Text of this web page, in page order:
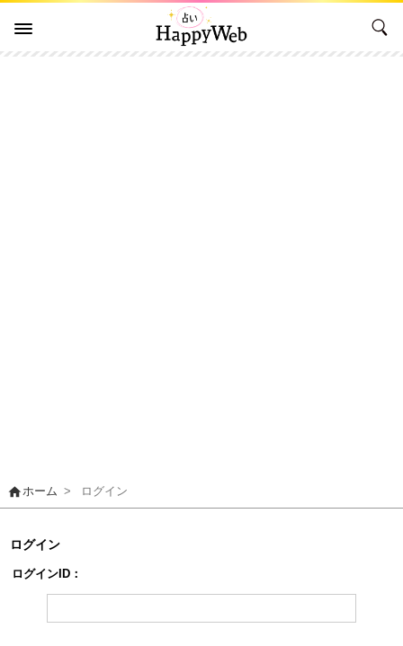
homeホーム > ログイン
ログイン
ログインID：